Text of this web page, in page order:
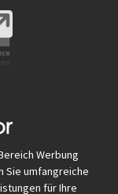
Werbung
Sie umfangreiche
für Ihre